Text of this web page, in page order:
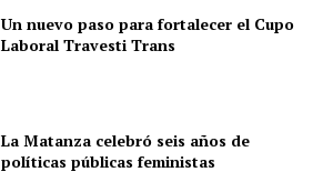
Un nuevo paso para fortalecer el Cupo
Laboral Travesti Trans
La Matanza celebró seis años de
políticas públicas feministas